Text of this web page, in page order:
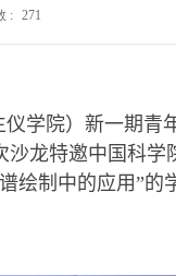
: 271
学院）新一期青
龙特邀中国科学
绘制中的应用”的